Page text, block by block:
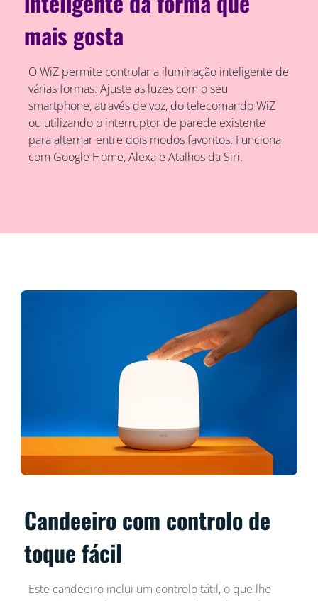
mais gosta
O WiZ permite controlar a iluminação inteligente de
várias formas. Ajuste as luzes com o seu
smartphone, através de voz, do telecomando WiZ
ou utilizando o interruptor de parede existente
para alternar entre dois modos favoritos. Funciona
com Google Home, Alexa e Atalhos da Siri.
Candeeiro com controlo de
toque fácil
Este candeeiro inclui um controlo tátil, o que lhe